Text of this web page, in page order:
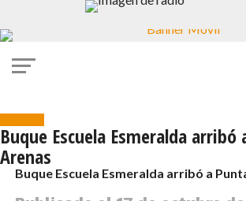
Buque Escuela Esmeralda arribó
Arenas
Buque Escuela Esmeralda arribó a